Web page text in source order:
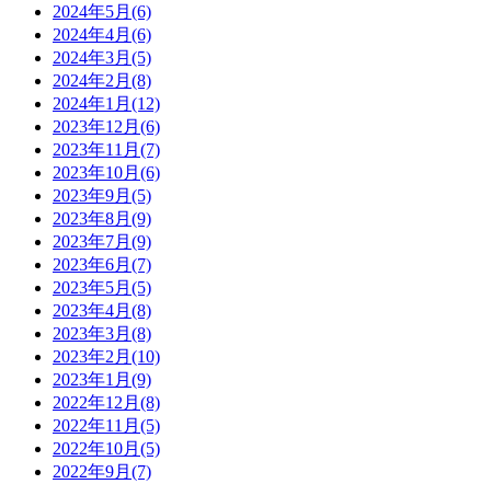
2024年5月(6)
2024年4月(6)
2024年3月(5)
2024年2月(8)
2024年1月(12)
2023年12月(6)
2023年11月(7)
2023年10月(6)
2023年9月(5)
2023年8月(9)
2023年7月(9)
2023年6月(7)
2023年5月(5)
2023年4月(8)
2023年3月(8)
2023年2月(10)
2023年1月(9)
2022年12月(8)
2022年11月(5)
2022年10月(5)
2022年9月(7)